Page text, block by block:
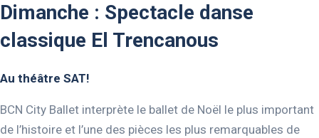
Dimanche : Spectacle danse
classique El Trencanous
Au théâtre SAT!
BCN City Ballet interprète le ballet de Noël le plus important
de l’histoire et l’une des pièces les plus remarquables de